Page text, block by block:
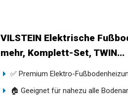
VILSTEIN Elektrische
mehr, Komplett-Set, TWIN...
✅ Premium Elektro-
🏠 Geeignet für nahezu alle